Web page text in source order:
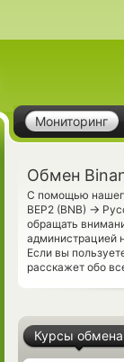
Мониторинг
Обмен
С помощью
BEP2 (BNB) →
обращать
администрацией
Если вы
расскажет обо
Курсы обмена